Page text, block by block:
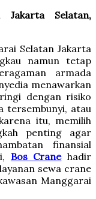
Jakarta Selatan,
Selatan Jakarta
namun tetap
armada
menawarkan
dengan risiko
tersembunyi, atau
itu, memilih
penting agar
finansial
Bos Cranehadir
sewa crane
Manggarai